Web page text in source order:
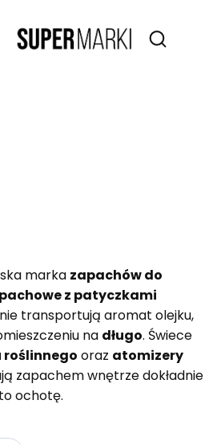
Otwórz
marka zapachów do
z patyczkami
transportują aromat olejku,
na długo. Świece
roślinnego oraz atomizery
zapachem wnętrze dokładnie
ochotę.